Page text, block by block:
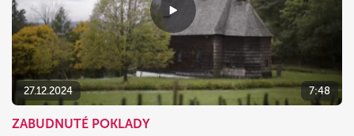
27.12.2024 7:48
ZABUDNUTÉ POKLADY